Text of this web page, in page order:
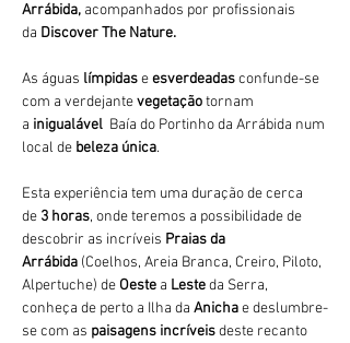
Arrábida, acompanhados por profissionais
da Discover The Nature.
As águas límpidas e esverdeadas confunde-se
com a verdejante vegetação tornam
a inigualável Baía do Portinho da Arrábida num
local de beleza única.
Esta experiência tem uma duração de cerca
de 3 horas, onde teremos a possibilidade de
descobrir as incríveis Praias da
Arrábida (Coelhos, Areia Branca, Creiro, Piloto,
Alpertuche) de Oeste a Leste da Serra,
conheça de perto a Ilha da Anicha e deslumbre-
se com as paisagens incríveis deste recanto